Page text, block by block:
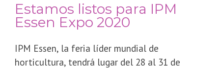
Estamos listos para IPM
Essen Expo 2020
IPM Essen, la feria líder mundial de
horticultura, tendrá lugar del 28 al 31 de